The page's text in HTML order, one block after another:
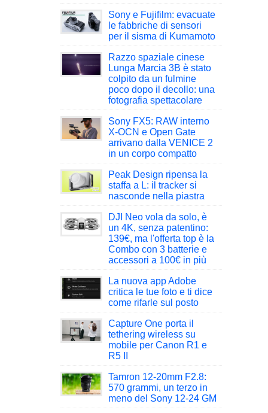
Sony e Fujifilm: evacuate
le fabbriche di sensori
per il sisma di Kumamoto
Razzo spaziale cinese
Lunga Marcia 3B è stato
colpito da un fulmine
poco dopo il decollo: una
fotografia spettacolare
Sony FX5: RAW interno
X-OCN e Open Gate
arrivano dalla VENICE 2
in un corpo compatto
Peak Design ripensa la
staffa a L: il tracker si
nasconde nella piastra
DJI Neo vola da solo, è
un 4K, senza patentino:
139€, ma l'offerta top è la
Combo con 3 batterie e
accessori a 100€ in più
La nuova app Adobe
critica le tue foto e ti dice
come rifarle sul posto
Capture One porta il
tethering wireless su
mobile per Canon R1 e
R5 II
Tamron 12-20mm F2.8:
570 grammi, un terzo in
meno del Sony 12-24 GM